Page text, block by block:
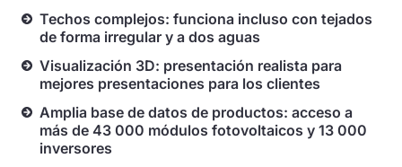
Techos complejos: funciona incluso con tejados
de forma irregular y a dos aguas
Visualización 3D: presentación realista para
mejores presentaciones para los clientes
Amplia base de datos de productos: acceso a
más de 43 000 módulos fotovoltaicos y 13 000
inversores